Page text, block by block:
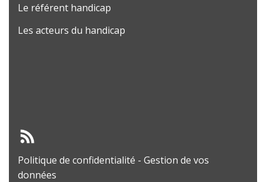
Le référent handicap
Les acteurs du handicap
Politique de confidentialité - Gestion de vos
données